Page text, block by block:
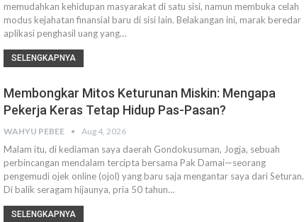
memudahkan kehidupan masyarakat di satu sisi, namun membuka celah
modus kejahatan finansial baru di sisi lain. Belakangan ini, marak beredar
aplikasi penghasil uang yang…
SELENGKAPNYA
Membongkar Mitos Keturunan Miskin: Mengapa
Pekerja Keras Tetap Hidup Pas-Pasan?
WAHYU PEBEE Aug 4, 2026
Malam itu, di kediaman saya daerah Gondokusuman, Jogja, sebuah
perbincangan mendalam tercipta bersama Pak Damai—seorang
pengemudi ojek online (ojol) yang baru saja mengantar saya dari Seturan.
Di balik seragam hijaunya, pria 50 tahun…
SELENGKAPNYA